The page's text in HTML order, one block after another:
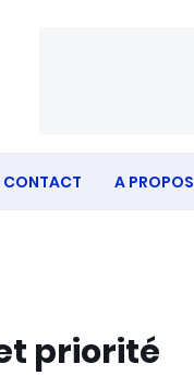
CONTACT A PROPOS
priorité